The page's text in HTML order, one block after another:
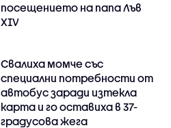
посещението на папа Лъв
XIV
Свалиха момче със
специални потребности от
автобус заради изтекла
карта и го оставиха в 37-
градусова жега